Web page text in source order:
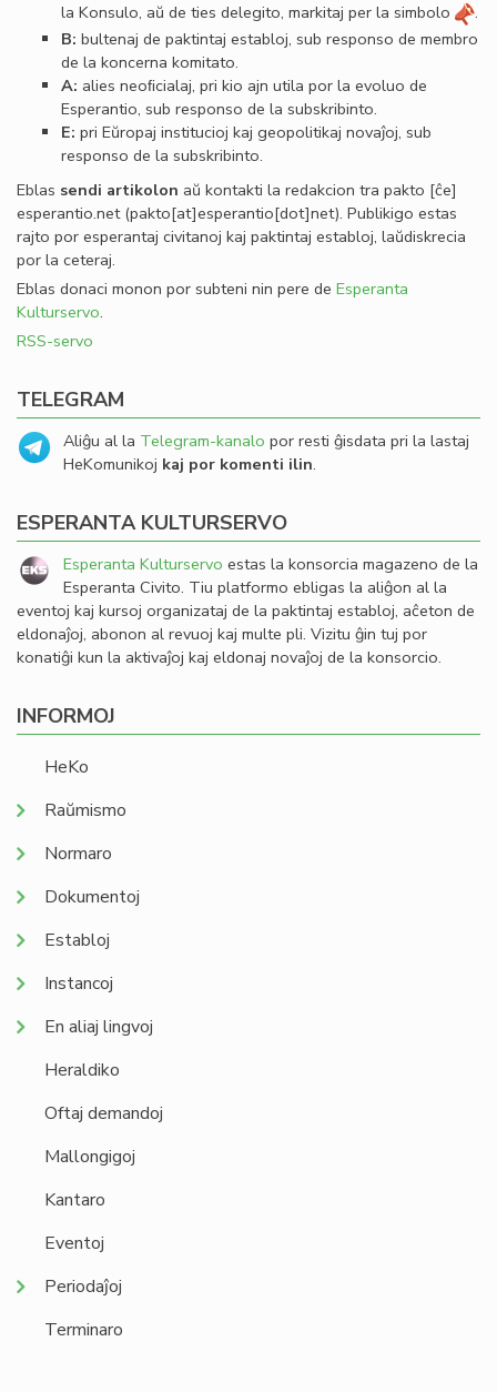
la Konsulo, aŭ de ties delegito, markitaj per la simbolo
.
B: bultenaj de paktintaj establoj, sub responso de membro
de la koncerna komitato.
A: alies neoﬁcialaj, pri kio ajn utila por la evoluo de
Esperantio, sub responso de la subskribinto.
E: pri Eŭropaj institucioj kaj geopolitikaj novaĵoj, sub
responso de la subskribinto.
Eblas sendi artikolon aŭ kontakti la redakcion tra pakto [ĉe]
esperantio.net(pakto[at]esperantio[dot]net). Publikigo estas
rajto por esperantaj civitanoj kaj paktintaj establoj, laŭdiskrecia
por la ceteraj.
Eblas donaci monon por subteni nin pere de Esperanta
Kulturservo.
RSS-servo
TELEGRAM
Aliĝu al la Telegram-kanalo por resti ĝisdata pri la lastaj
HeKomunikoj kaj por komenti ilin.
ESPERANTA KULTURSERVO
Esperanta Kulturservo estas la konsorcia magazeno de la
Esperanta Civito. Tiu platformo ebligas la aliĝon al la
eventoj kaj kursoj organizataj de la paktintaj establoj, aĉeton de
eldonaĵoj, abonon al revuoj kaj multe pli. Vizitu ĝin tuj por
konatiĝi kun la aktivaĵoj kaj eldonaj novaĵoj de la konsorcio.
INFORMOJ
HeKo
Raŭmismo
Normaro
Dokumentoj
Establoj
Instancoj
En aliaj lingvoj
Heraldiko
Oftaj demandoj
Mallongigoj
Kantaro
Eventoj
Periodaĵoj
Terminaro